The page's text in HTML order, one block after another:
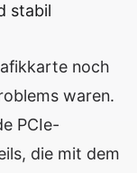
stabil
noch
waren.
PCIe-
die mit dem